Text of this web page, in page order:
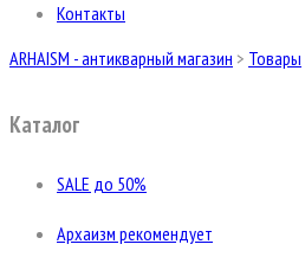
Контакты
ARHAISM - антикварный магазин > Товары
Каталог
SALE до 50%
Архаизм рекомендует